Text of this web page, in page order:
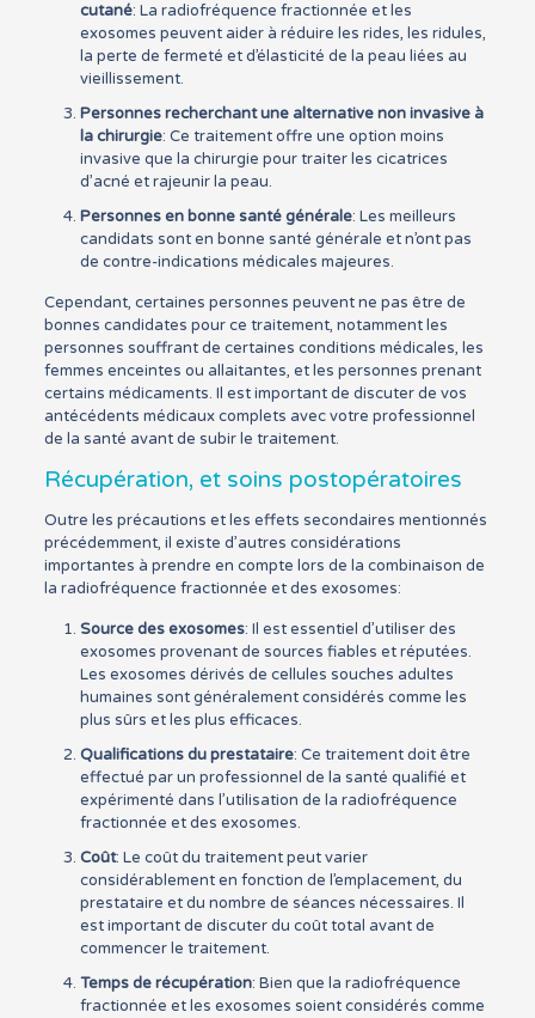
cutané: La radiofréquence fractionnée et les
exosomes peuvent aider à réduire les rides, les ridules,
la perte de fermeté et d’élasticité de la peau liées au
vieillissement.
Personnes recherchant une alternative non invasive à
la chirurgie: Ce traitement offre une option moins
invasive que la chirurgie pour traiter les cicatrices
d’acné et rajeunir la peau.
Personnes en bonne santé générale: Les meilleurs
candidats sont en bonne santé générale et n’ont pas
de contre-indications médicales majeures.
Cependant, certaines personnes peuvent ne pas être de
bonnes candidates pour ce traitement, notamment les
personnes souffrant de certaines conditions médicales, les
femmes enceintes ou allaitantes, et les personnes prenant
certains médicaments. Il est important de discuter de vos
antécédents médicaux complets avec votre professionnel
de la santé avant de subir le traitement.
Récupération, et soins postopératoires
Outre les précautions et les effets secondaires mentionnés
précédemment, il existe d’autres considérations
importantes à prendre en compte lors de la combinaison de
la radiofréquence fractionnée et des exosomes:
Source des exosomes: Il est essentiel d’utiliser des
exosomes provenant de sources fiables et réputées.
Les exosomes dérivés de cellules souches adultes
humaines sont généralement considérés comme les
plus sûrs et les plus efficaces.
Qualifications du prestataire: Ce traitement doit être
effectué par un professionnel de la santé qualifié et
expérimenté dans l’utilisation de la radiofréquence
fractionnée et des exosomes.
Coût: Le coût du traitement peut varier
considérablement en fonction de l’emplacement, du
prestataire et du nombre de séances nécessaires. Il
est important de discuter du coût total avant de
commencer le traitement.
Temps de récupération: Bien que la radiofréquence
fractionnée et les exosomes soient considérés comme